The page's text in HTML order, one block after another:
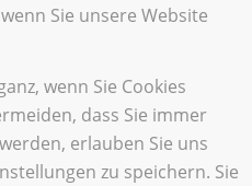
Sie unsere Website
wenn Sie Cookies
dass Sie immer
erlauben Sie uns
zu speichern. Sie